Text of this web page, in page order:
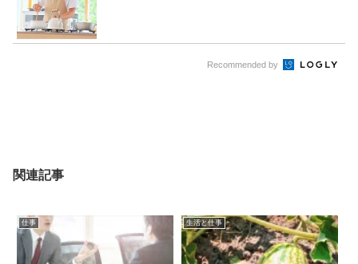
Recommended by
関連記事
仕事 生活と仕事